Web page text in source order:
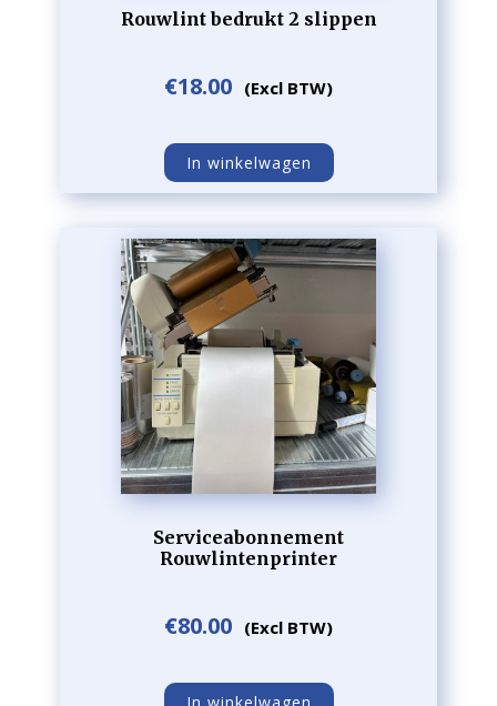
Rouwlint bedrukt 2 slippen
€18.00 (Excl BTW)
In winkelwagen
Serviceabonnement
Rouwlintenprinter
€80.00 (Excl BTW)